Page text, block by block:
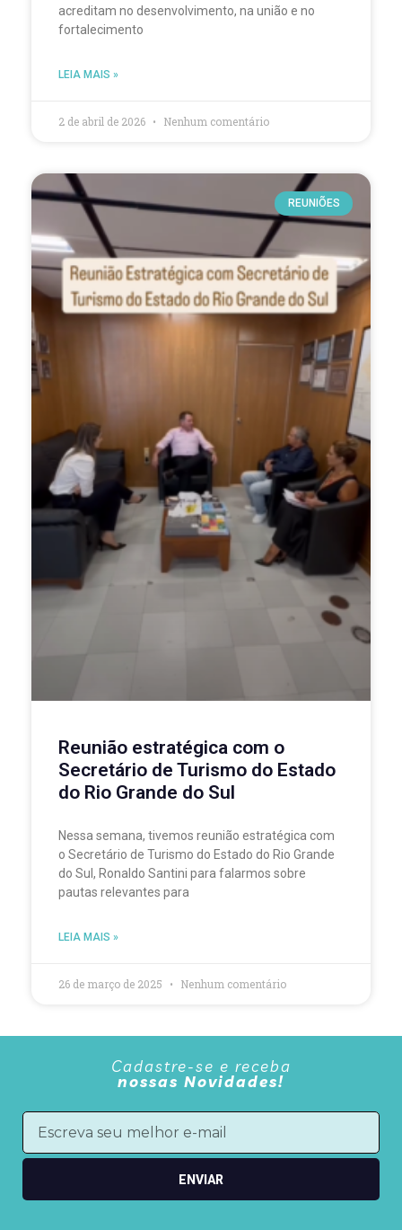
acreditam no desenvolvimento, na união e no
fortalecimento
LEIA MAIS »
2 de abril de 2026 Nenhum comentário
REUNIÕES
Reunião estratégica com o
Secretário de Turismo do Estado
do Rio Grande do Sul
Nessa semana, tivemos reunião estratégica com
o Secretário de Turismo do Estado do Rio Grande
do Sul, Ronaldo Santini para falarmos sobre
pautas relevantes para
LEIA MAIS »
26 de março de 2025 Nenhum comentário
Cadastre-se e receba
nossas Novidades!
ENVIAR